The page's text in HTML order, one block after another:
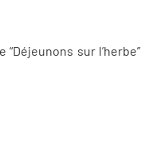
sur l’herbe”